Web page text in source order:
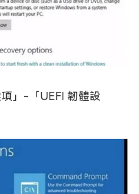
」-「UEFI 韌體設